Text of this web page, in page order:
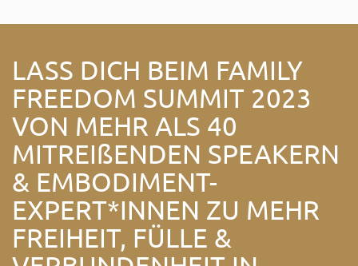
LASS DICH BEIM FAMILY
FREEDOM SUMMIT 2023
VON MEHR ALS 40
MITREIßENDEN SPEAKERN
& EMBODIMENT-
EXPERT*INNEN ZU MEHR
FREIHEIT, FÜLLE &